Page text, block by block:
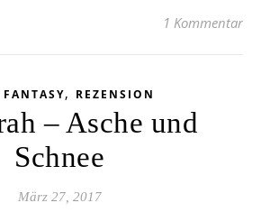
1 Kommentar
, REZENSION
– Asche und
Schnee
März 27, 2017